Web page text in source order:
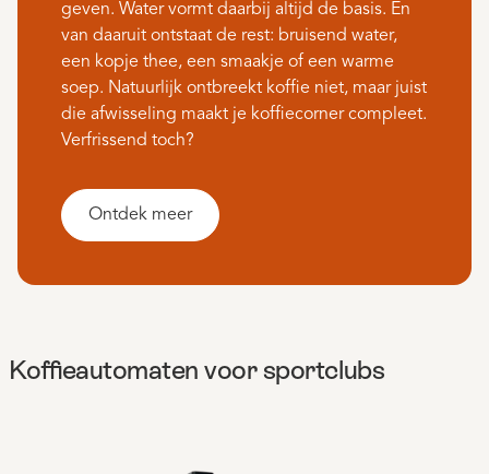
geven. Water vormt daarbij altijd de basis. En
van daaruit ontstaat de rest: bruisend water,
een kopje thee, een smaakje of een warme
soep. Natuurlijk ontbreekt koffie niet, maar juist
die afwisseling maakt je koffiecorner compleet.
Verfrissend toch?
Ontdek meer
Koffieautomaten voor sportclubs